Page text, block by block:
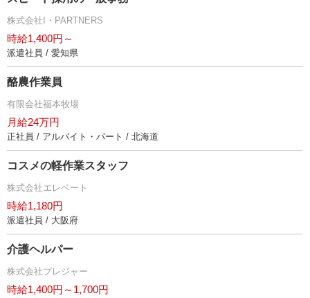
株式会社I・PARTNERS
時給1,400円～
派遣社員 / 愛知県
酪農作業員
有限会社福本牧場
月給24万円
正社員 / アルバイト・パート / 北海道
コスメの軽作業スタッフ
株式会社エレベート
時給1,180円
派遣社員 / 大阪府
介護ヘルパー
株式会社プレジャー
時給1,400円～1,700円